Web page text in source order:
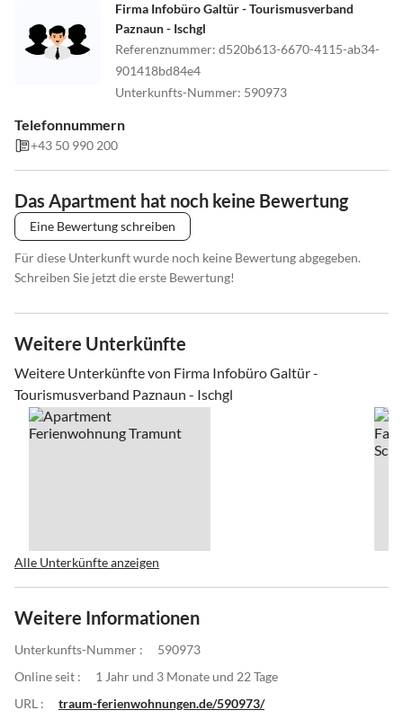
Von der Dorfmitte aus fahren Sie nach der Kirche die erste Strasse
links. Unser Haus befindet sich dann nach ca. 300 m auf der rechten
Skibushaltestelle und Ortszentrum nur 4 Gehminuten entfernt.
Firma Infobüro Galtür - Tourismusverband
Paznaun - Ischgl
Referenznummer: d520b613-6670-4115-ab34-
901418bd84e4
Unterkunfts-Nummer: 590973
Telefonnummern
+43 50 990 200
Das Apartment hat noch keine Bewertung
Eine Bewertung schreiben
Für diese Unterkunft wurde noch keine Bewertung abgegeben.
Schreiben Sie jetzt die erste Bewertung!
Weitere Unterkünfte
Weitere Unterkünfte von Firma Infobüro Galtür -
Tourismusverband Paznaun - Ischgl
Alle Unterkünfte anzeigen
Weitere Informationen
Unterkunfts-Nummer :
590973
Online seit :
1 Jahr und 3 Monate und 22 Tage
URL :
traum-ferienwohnungen.de/590973/